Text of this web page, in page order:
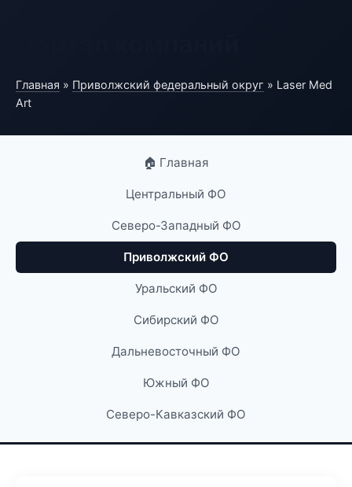
Главная » Приволжский федеральный округ » Laser Med
Art
🏠 Главная
Центральный ФО
Северо-Западный ФО
Приволжский ФО
Уральский ФО
Сибирский ФО
Дальневосточный ФО
Южный ФО
Северо-Кавказский ФО